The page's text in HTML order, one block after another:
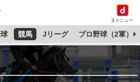
dメニュー
競馬 Jリーグ プロ野球（2軍）